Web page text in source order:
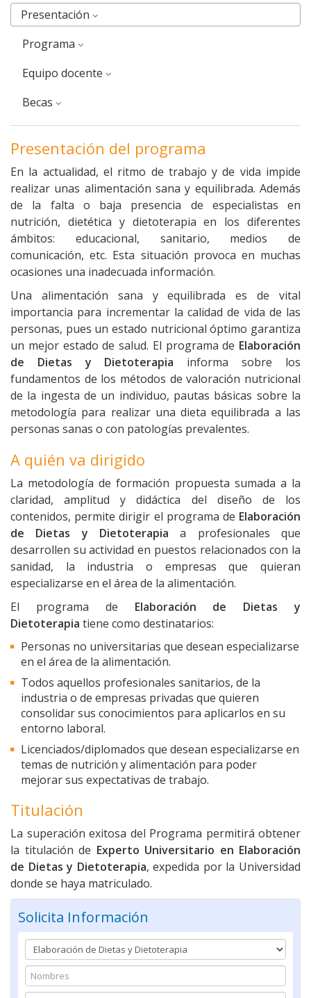
Presentación
Programa
equipo docente
Becas
Presentación del programa
En la actualidad, el ritmo de trabajo y de vida impide
realizar unas alimentación sana y equilibrada. Además
de la falta o baja presencia de especialistas en
nutrición, dietética y dietoterapia en los diferentes
ámbitos: educacional, sanitario, medios de
comunicación, etc. Esta situación provoca en muchas
ocasiones una inadecuada información.
Una alimentación sana y equilibrada es de vital
importancia para incrementar la calidad de vida de las
personas, pues un estado nutricional óptimo garantiza
un mejor estado de salud. El programa de Elaboración
de Dietas y Dietoterapia informa sobre los
fundamentos de los métodos de valoración nutricional
de la ingesta de un individuo, pautas básicas sobre la
metodología para realizar una dieta equilibrada a las
personas sanas o con patologías prevalentes.
A quién va dirigido
La metodología de formación propuesta sumada a la
claridad, amplitud y didáctica del diseño de los
contenidos, permite dirigir el programa de Elaboración
de Dietas y Dietoterapia a profesionales que
desarrollen su actividad en puestos relacionados con la
sanidad, la industria o empresas que quieran
especializarse en el área de la alimentación.
El programa de Elaboración de Dietas y
Dietoterapia tiene como destinatarios:
Personas no universitarias que desean especializarse
en el área de la alimentación.
Todos aquellos profesionales sanitarios, de la
industria o de empresas privadas que quieren
consolidar sus conocimientos para aplicarlos en su
entorno laboral.
Licenciados/diplomados que desean especializarse en
temas de nutrición y alimentación para poder
mejorar sus expectativas de trabajo.
Titulación
La superación exitosa del Programa permitirá obtener
la titulación de Experto Universitario en Elaboración
de Dietas y Dietoterapia, expedida por la Universidad
donde se haya matriculado.
Solicita Información